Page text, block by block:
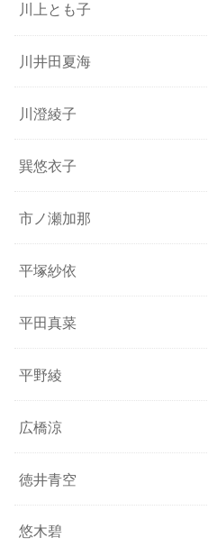
川上とも子
川井田夏海
川澄綾子
巽悠衣子
市ノ瀬加那
平塚紗依
平田真菜
平野綾
広橋涼
徳井青空
悠木碧